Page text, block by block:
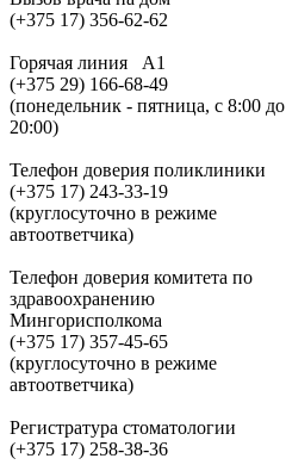
(+375 17) 356-62-62
Горячая линия A1
(+375 29) 166-68-49
(понедельник - пятница, с 8:00 до
20:00)
Телефон доверия поликлиники
(+375 17) 243-33-19
(круглосуточно в режиме
автоответчика)
Телефон доверия комитета по
здравоохранению
Мингорисполкома
(+375 17) 357-45-65
(круглосуточно в режиме
автоответчика)
Регистратура стоматологии
(+375 17) 258-38-36